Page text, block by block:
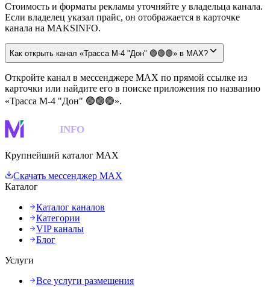
Стоимость и форматы рекламы уточняйте у владельца канала.
Если владелец указал прайс, он отображается в карточке
канала на MAKSINFO.
Как открыть канал «Трасса М-4 "Дон" 🟢🟢🟢» в MAX?
Откройте канал в мессенджере MAX по прямой ссылке из
карточки или найдите его в поиске приложения по названию
«Трасса М-4 "Дон" 🟢🟢🟢».
INFO
Крупнейший каталог MAX
Скачать мессенджер MAX
Каталог
Каталог каналов
Категории
VIP каналы
Блог
Услуги
Все услуги размещения